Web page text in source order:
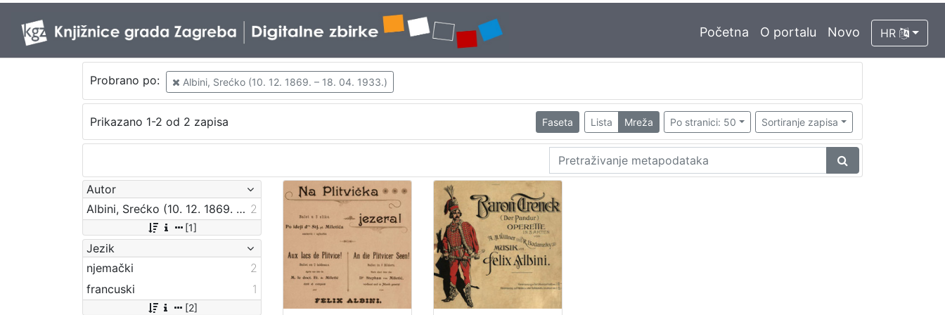
Početna O portalu Novo HR
Probrano po: Albini, Srećko (10. 12. 1869. – 18. 04. 1933.)
Prikazano 1-2 od 2 zapisa Faseta Lista Mreža Po stranici: 50 Sortiranje zapisa
Autor
Albini, Srećko (10. 12. 1869. – 18. 04. 1933.) 2
[1]
Jezik
njemački
2
francuski
1
[2]